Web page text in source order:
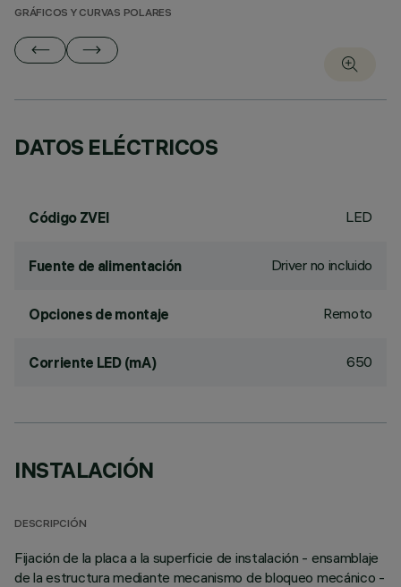
GRÁFICOS Y CURVAS POLARES
DATOS ELÉCTRICOS
Código ZVEI LED
Fuente de alimentación Driver no incluido
Opciones de montaje Remoto
Corriente LED (mA) 650
INSTALACIÓN
DESCRIPCIÓN
Fijación de la placa a la superficie de instalación - ensamblaje
de la estructura mediante mecanismo de bloqueo mecánico -